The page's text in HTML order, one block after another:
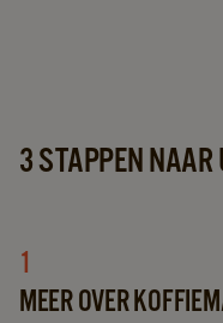
3 STAPPEN NAAR
1
MEER OVER